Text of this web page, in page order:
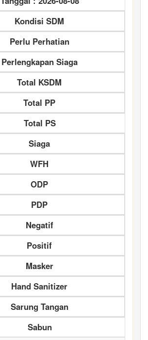
Kondisi SDM
Perlu Perhatian
Perlengkapan Siaga
Total KSDM
Total PP
Total PS
Siaga
WFH
ODP
PDP
Negatif
Positif
Masker
Hand Sanitizer
Sarung Tangan
Sabun